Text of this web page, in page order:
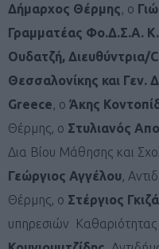
Δήμαρχος Θέρμης, ο
Γραμματέας Φο.Δ.Σ.Α.
Ουδατζή, Διευθύντρια/
Θεσσαλονίκης και Γεν.
Greece, ο Άκης
Θέρμης, ο Στυλιανός
Δια Βίου Μάθησης και
Γεώργιος Αγγέλου,
Θέρμης, ο Στέργιος
υπηρεσιών